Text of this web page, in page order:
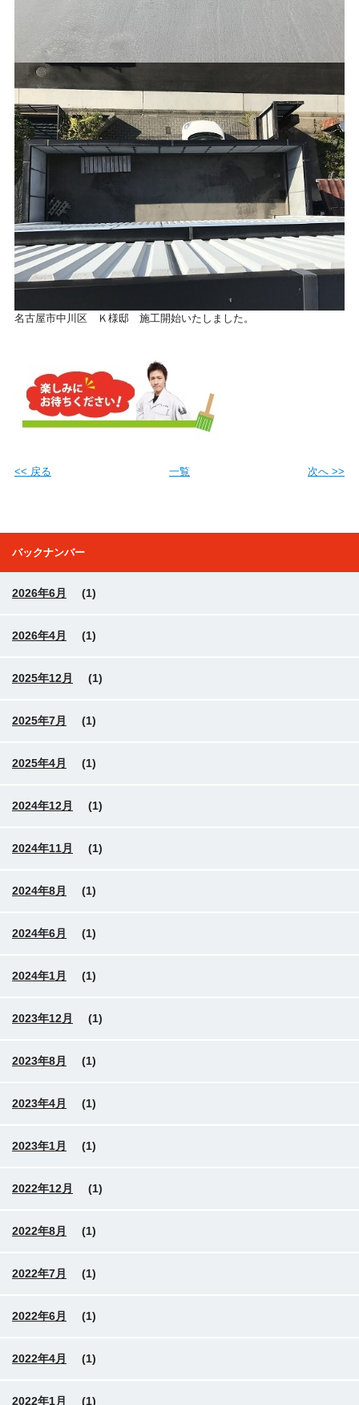
名古屋市中川区 Ｋ様邸 施工開始いたしました。
<< 戻る 一覧 次へ >>
バックナンバー
2026年6月 (1)
2026年4月 (1)
2025年12月 (1)
2025年7月 (1)
2025年4月 (1)
2024年12月 (1)
2024年11月 (1)
2024年8月 (1)
2024年6月 (1)
2024年1月 (1)
2023年12月 (1)
2023年8月 (1)
2023年4月 (1)
2023年1月 (1)
2022年12月 (1)
2022年8月 (1)
2022年7月 (1)
2022年6月 (1)
2022年4月 (1)
2022年1月 (1)